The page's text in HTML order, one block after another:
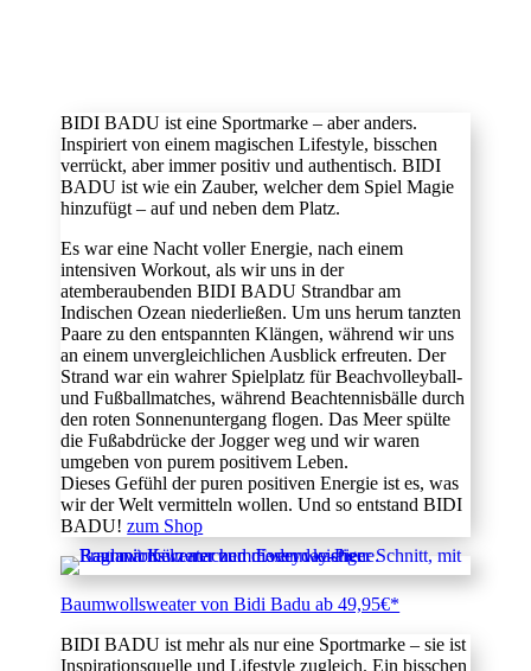
BIDI BADU ist eine Sportmarke – aber anders.
Inspiriert von einem magischen Lifestyle, bisschen
verrückt, aber immer positiv und authentisch. BIDI
BADU ist wie ein Zauber, welcher dem Spiel Magie
hinzufügt – auf und neben dem Platz.
Es war eine Nacht voller Energie, nach einem
intensiven Workout, als wir uns in der
atemberaubenden BIDI BADU Strandbar am
Indischen Ozean niederließen. Um uns herum tanzten
Paare zu den entspannten Klängen, während wir uns
an einem unvergleichlichen Ausblick erfreuten. Der
Strand war ein wahrer Spielplatz für Beachvolleyball-
und Fußballmatches, während Beachtennisbälle durch
den roten Sonnenuntergang flogen. Das Meer spülte
die Fußabdrücke der Jogger weg und wir waren
umgeben von purem positivem Leben.
Dieses Gefühl der puren positiven Energie ist es, was
wir der Welt vermitteln wollen. Und so entstand BIDI
BADU!zum Shop
Baumwollsweater von Bidi Badu ab 49,95€*
BIDI BADU ist mehr als nur eine Sportmarke – sie ist
Inspirationsquelle und Lifestyle zugleich. Ein bisschen